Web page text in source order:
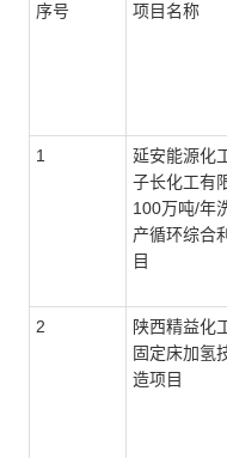
序号 项目名称
1
延安能源化
子长化工有
100万吨/年
产循环综合
目
2
陕西精益化
固定床加氢
造项目